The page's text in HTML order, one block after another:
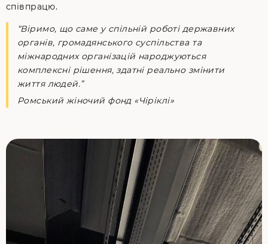
співпрацю.
“Віримо, що саме у спільній роботі державних
органів, громадянського суспільства та
міжнародних організацій народжуються
комплексні рішення, здатні реально змінити
життя людей.”
Ромський жіночий фонд «Чіріклі»